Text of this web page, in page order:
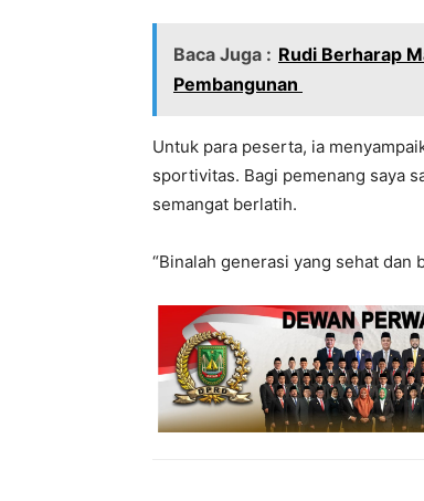
Baca Juga : Rudi Berharap
Pembangunan
Untuk para peserta, ia
sportivitas. Bagi pemenang saya
semangat berlatih.
“Binalah generasi yang sehat dan